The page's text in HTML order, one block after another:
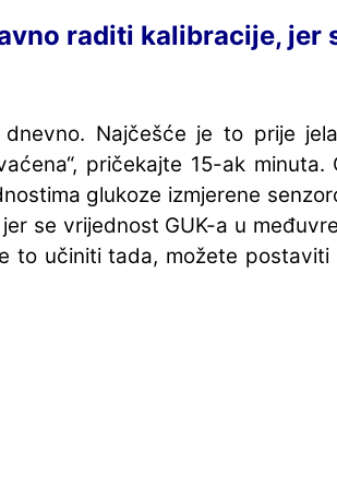
raditi kalibracije,
Najčešće je to prije
pričekajte 15-ak
glukoze izmjerene
se vrijednost GUK-a u
to učiniti tada, možete